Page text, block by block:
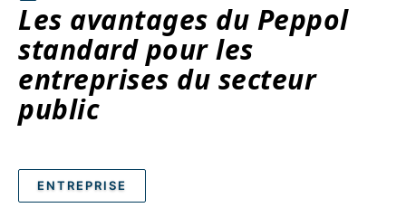
Les avantages du Peppol
standard pour les
entreprises du secteur
public
ENTREPRISE